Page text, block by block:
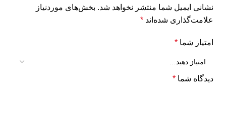
نشانی ایمیل شما منتشر نخواهد شد. بخش‌های موردنیاز
علامت‌گذاری شده‌اند *
امتیاز شما *
دیدگاه شما *